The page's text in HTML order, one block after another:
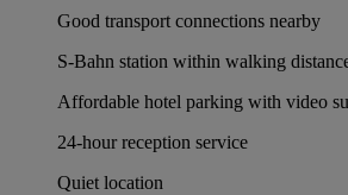
Good transport connections nearby
S-Bahn station within walking
Affordable hotel parking with video
24-hour reception service
Quiet location